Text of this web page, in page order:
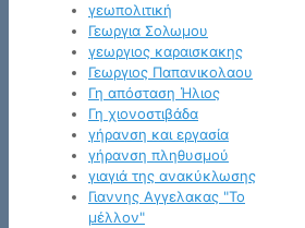
γεωπολιτική
Γεωργια Σολωμου
γεωργιος καραισκακης
Γεωργιος Παπανικολαου
Γη απόσταση Ήλιος
Γη χιονοστιβάδα
γήρανση και εργασία
γήρανση πληθυσμού
γιαγιά της ανακύκλωσης
Γιαννης Αγγελακας "Το
μέλλον"